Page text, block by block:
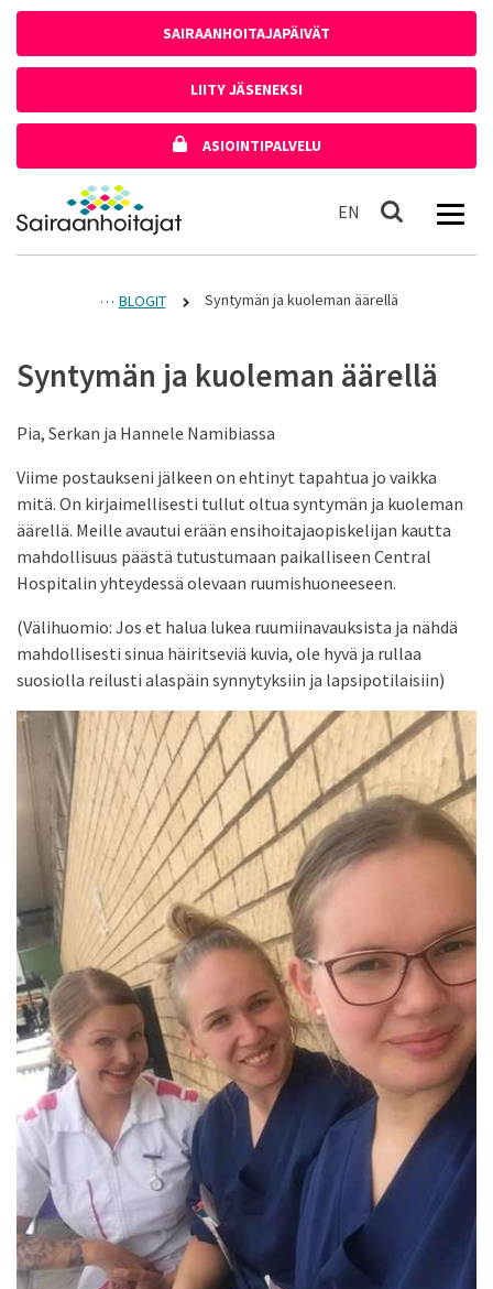
SAIRAANHOITAJAPÄIVÄT
LIITY JÄSENEKSI
ASIOINTIPALVELU
Etusivulle
EN In English
Haku
BLOGIT Syntymän ja kuoleman äärellä
Syntymän ja kuoleman äärellä
Pia, Serkan ja Hannele Namibiassa
Viime postaukseni jälkeen on ehtinyt tapahtua jo vaikka
mitä. On kirjaimellisesti tullut oltua syntymän ja kuoleman
äärellä. Meille avautui erään ensihoitajaopiskelijan kautta
mahdollisuus päästä tutustumaan paikalliseen Central
Hospitalin yhteydessä olevaan ruumishuoneeseen.
(Välihuomio: Jos et halua lukea ruumiinavauksista ja nähdä
mahdollisesti sinua häiritseviä kuvia, ole hyvä ja rullaa
suosiolla reilusti alaspäin synnytyksiin ja lapsipotilaisiin)